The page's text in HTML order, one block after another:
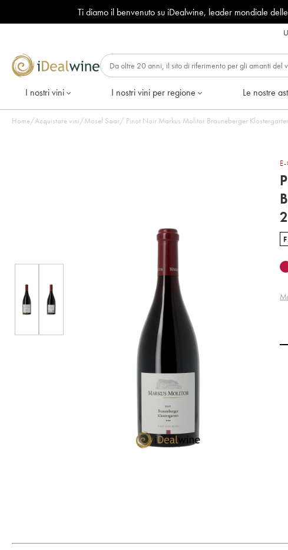
Ti diamo il benvenuto su iDealwine, leader mondiale delle
I nostri vini I nostri vini per regione Le nostre
Home/Acquistare vini/Mosel Saar/